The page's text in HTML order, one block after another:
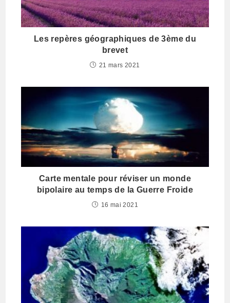
Les repères géographiques de 3ème du
brevet
21 mars 2021
Carte mentale pour réviser un monde
bipolaire au temps de la Guerre Froide
16 mai 2021